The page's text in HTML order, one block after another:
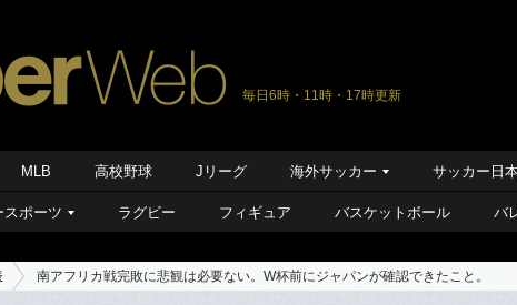
毎日6時・11時・17時更新
MLB 高校野球 Jリーグ 海外サッカー サッカー日
スポーツ ラグビー フィギュア バスケットボール バ
南アフリカ戦完敗に悲観は必要ない。W杯前にジャパンが確認できたこと。